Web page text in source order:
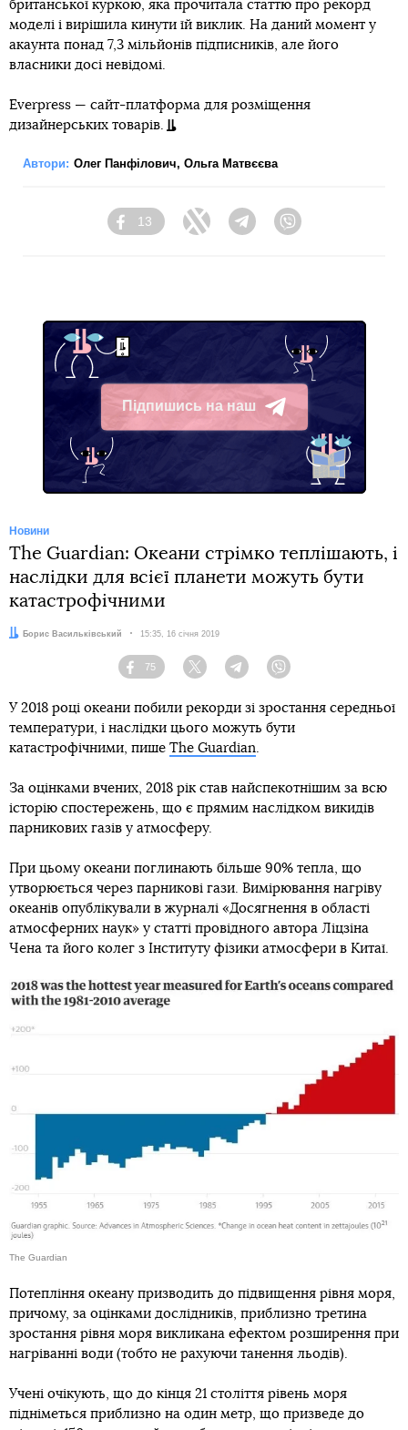
британської куркою, яка прочитала статтю про рекорд
моделі і вирішила кинути їй виклик. На даний момент у
акаунта понад 7,3 мільйонів підписників, але його
власники досі невідомі.
Everpress — сайт-платформа для розміщення
дизайнерських товарів.
Автори: Олег Панфілович, Ольга Матвєєва
Facebook
13
Twitter TelegramViber
Підпишись на наш
Telegram
Новини
The Guardian: Океани стрімко теплішають, і
наслідки для всієї планети можуть бути
катастрофічними
Автор:Борис Васильківський Дата:
15:35, 16 січня 2019
Facebook
75
Twitter TelegramViber
У 2018 році океани побили рекорди зі зростання середньої
температури, і наслідки цього можуть бути
катастрофічними, пише The Guardian
За оцінками вчених, 2018 рік став найспекотнішим за всю
історію спостережень, що є прямим наслідком викидів
парникових газів у атмосферу.
При цьому океани поглинають більше 90% тепла, що
утворюється через парникові гази. Вимірювання нагріву
океанів опублікували в журналі «Досягнення в області
атмосферних наук» у статті провідного автора Ліцзіна
Чена та його колег з Інституту фізики атмосфери в Китаї.
The Guardian
Потепління океану призводить до підвищення рівня моря,
причому, за оцінками дослідників, приблизно третина
зростання рівня моря викликана ефектом розширення при
нагріванні води (тобто не рахуючи танення льодів).
Учені очікують, що до кінця 21 століття рівень моря
підніметься приблизно на один метр, що призведе до